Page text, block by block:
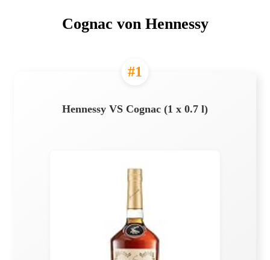
Cognac von Hennessy
#1
Hennessy VS Cognac (1 x 0.7 l)